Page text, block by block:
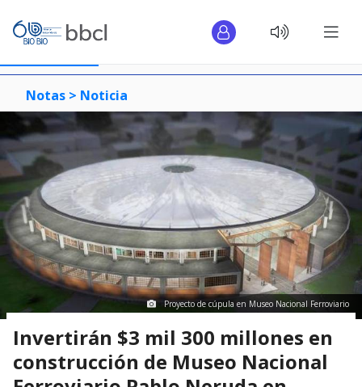
Notas > Noticia
Proyecto de cúpula en Museo Nacional Ferroviario
Invertirán $3 mil 300 millones en
construcción de Museo Nacional